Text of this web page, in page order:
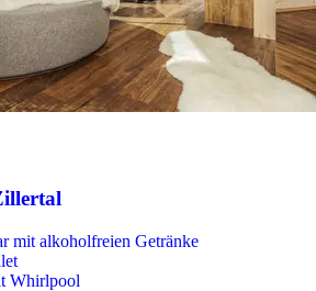
mit alkoholfreien Getränke
Whirlpool